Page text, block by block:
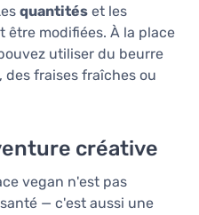
quantités et les
être modifiées. À la place
utiliser du beurre
des fraises fraîches ou
créative
vegan n'est pas
— c'est aussi une